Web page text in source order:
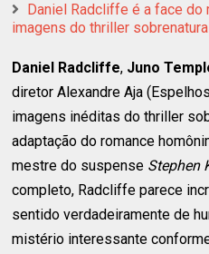
Daniel Radcliffe é a face do
imagens do thriller
Daniel Radcliffe, Juno
diretor Alexandre Aja
imagens inéditas do thriller
adaptação do romance
mestre do suspense Stephen
completo, Radcliffe parece
sentido verdadeiramente de
mistério interessante